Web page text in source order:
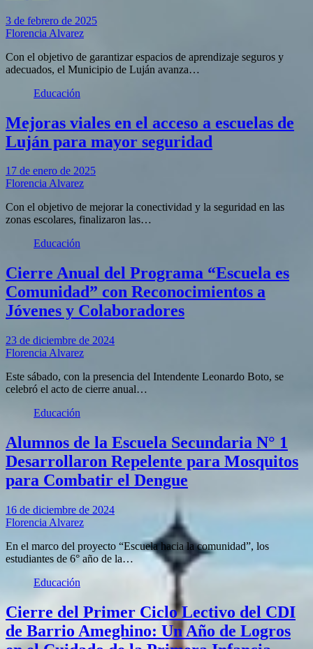
3 de febrero de 2025
Florencia Alvarez
Con el objetivo de garantizar espacios de aprendizaje seguros y
adecuados, el Municipio de Luján avanza…
Educación
Mejoras viales en el acceso a escuelas de
Luján para mayor seguridad
17 de enero de 2025
Florencia Alvarez
Con el objetivo de mejorar la conectividad y la seguridad en las
zonas escolares, finalizaron las…
Educación
Cierre Anual del Programa “Escuela es
Comunidad” con Reconocimientos a
Jóvenes y Colaboradores
23 de diciembre de 2024
Florencia Alvarez
Este sábado, con la presencia del Intendente Leonardo Boto, se
celebró el acto de cierre anual…
Educación
Alumnos de la Escuela Secundaria N° 1
Desarrollaron Repelente para Mosquitos
para Combatir el Dengue
16 de diciembre de 2024
Florencia Alvarez
En el marco del proyecto “Escuela hacia la comunidad”, los
estudiantes de 6° año de la…
Educación
Cierre del Primer Ciclo Lectivo del CDI
de Barrio Ameghino: Un Año de Logros